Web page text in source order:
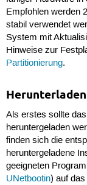
Empfohlen werden
stabil verwendet
System mit
Hinweise zur
Partitionierung.
Herunterladen
Als erstes sollte
heruntergeladen
finden sich die
heruntergeladene
geeigneten
UNetbootin) auf